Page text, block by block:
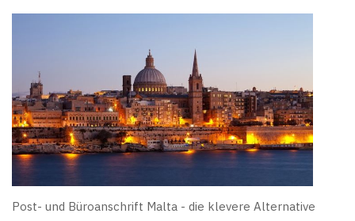
Post- und Büroanschrift Malta - die klevere Alternative